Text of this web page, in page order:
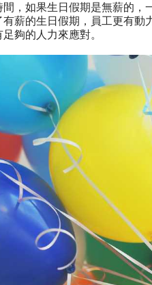
，如果生日假期是無薪的，
薪的生日假期，員工更有動
夠的人力來應對。